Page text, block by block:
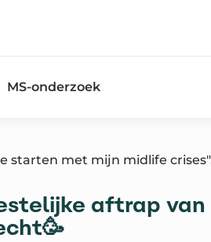
MS-onderzoek
starten met mijn midlife
aftrap van